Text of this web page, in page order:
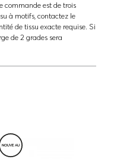
commande est de trois
à motifs, contactez le
de tissu exacte requise. Si
de 2 grades sera
NOUVEAU